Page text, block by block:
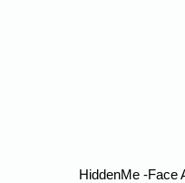
HiddenMe -Face